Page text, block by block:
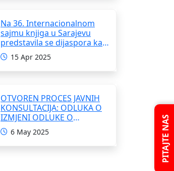
PITAJTE NAS
Na 36. Internacionalnom
sajmu knjiga u Sarajevu
predstavila se dijaspora kao
i domaći pisci i umjetnici
15 Apr 2025
OTVOREN PROCES JAVNIH
KONSULTACIJA: ODLUKA O
IZMJENI ODLUKE O
FORMIRANJU
INTERRESORNE RADNE
GRUPE ZA IZRADU
6 May 2025